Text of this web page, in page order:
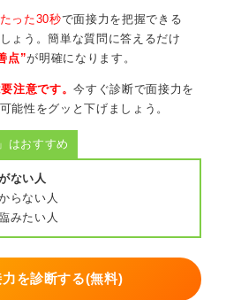
重さが出やすいので、顔周りの
髪が目にかからないよう軽くブ
ぎないワックスやバームを毛先
で大きく揺れる結び、派手な
い印象を与えてしまう可能性を
髪が落ちないよう耳掛け＋軽い
触らないことを徹底すれば、結
りません。
たった30秒で面接力を把握できる
ょう。簡単な質問に答えるだけ
点”が明確になります。
注意です。今すぐ診断で面接力を
能性をグッと下げましょう。
はおすすめ
ない人
らない人
みたい人
を診断する(無料)